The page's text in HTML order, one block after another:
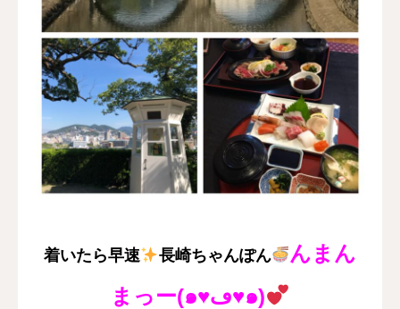
着いたら早速 長崎ちゃんぽん
んまん
まっー(๑♥ڡ♥๑)